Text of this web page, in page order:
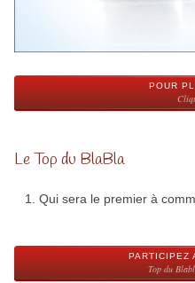
POUR
Le Top du BlaBla
Qui sera le premier à
PARTICIPEZ
Top du